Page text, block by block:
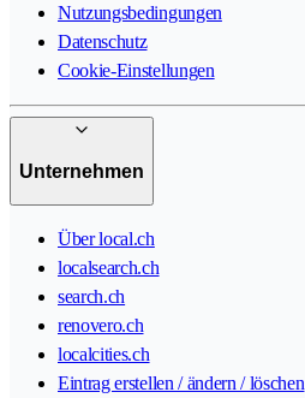
Nutzungsbedingungen
Datenschutz
Cookie-Einstellungen
Unternehmen
Über local.ch
localsearch.ch
search.ch
renovero.ch
localcities.ch
Eintrag erstellen / ändern / löschen